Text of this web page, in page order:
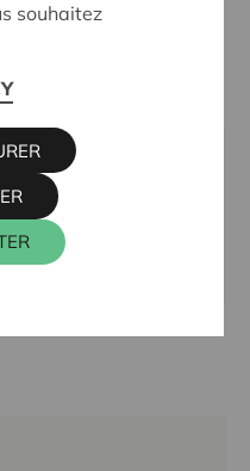
BEVEREN-
souhaitez